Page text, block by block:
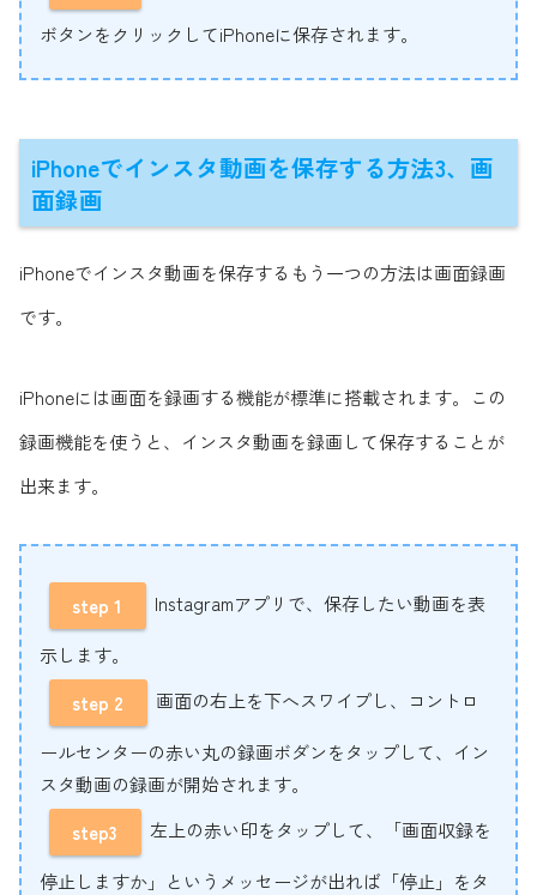
ボタンをクリックしてiPhoneに保存されます。
iPhoneでインスタ動画を保存する方法3、画
面録画
iPhoneでインスタ動画を保存するもう一つの方法は画面録画
です。
iPhoneには画面を録画する機能が標準に搭載されます。この
録画機能を使うと、インスタ動画を録画して保存することが
出来ます。
step 1 Instagramアプリで、保存したい動画を表
示します。
step 2
画面の右上を下へスワイプし、コントロ
ールセンターの赤い丸の録画ボダンをタップして、イン
スタ動画の録画が開始されます。
step3
左上の赤い印をタップして、「画面収録を
停止しますか」というメッセージが出れば「停止」をタ